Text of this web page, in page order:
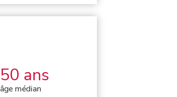
50 ans
âge médian